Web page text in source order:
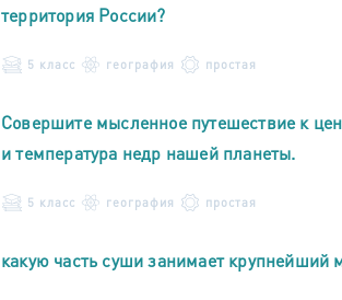
территория России?
5 класс география простая
Совершите мысленное путешествие к
и температура недр нашей планеты.
5 класс география простая
какую часть суши занимает крупнейший